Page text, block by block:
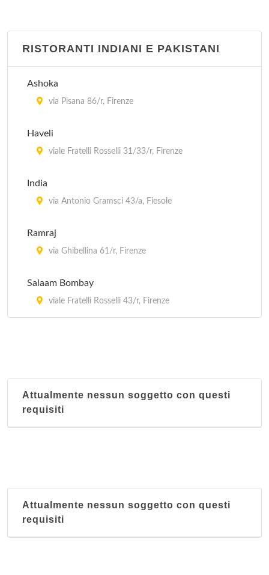
RISTORANTI INDIANI E PAKISTANI
Ashoka
via Pisana 86/r, Firenze
Haveli
viale Fratelli Rosselli 31/33/r, Firenze
India
via Antonio Gramsci 43/a, Fiesole
Ramraj
via Ghibellina 61/r, Firenze
Salaam Bombay
viale Fratelli Rosselli 43/r, Firenze
Attualmente nessun soggetto con questi
requisiti
Attualmente nessun soggetto con questi
requisiti